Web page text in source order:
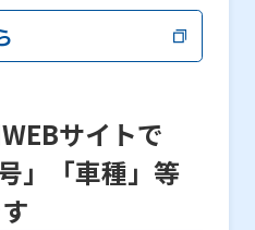
サイトで
」「車種」等